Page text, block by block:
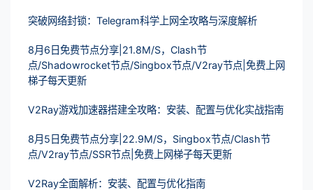
突破网络封锁：Telegram科学上网全攻略与深度解析
8月6日免费节点分享|21.8M/S，Clash节
点/Shadowrocket节点/Singbox节点/V2ray节点|免费上网
梯子每天更新
V2Ray游戏加速器搭建全攻略：安装、配置与优化实战指南
8月5日免费节点分享|22.9M/S，Singbox节点/Clash节
点/V2ray节点/SSR节点|免费上网梯子每天更新
V2Ray全面解析：安装、配置与优化指南